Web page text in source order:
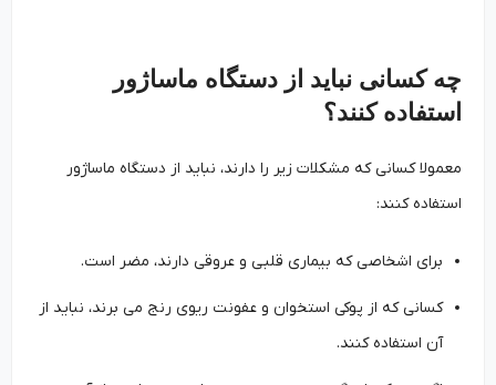
چه کسانی نباید از دستگاه ماساژور
استفاده کنند؟
معمولا کسانی که مشکلات زیر را دارند، نباید از دستگاه ماساژور
استفاده کنند:
برای اشخاصی که بیماری قلبی و عروقی دارند، مضر است.
کسانی که از پوکی استخوان و عفونت ریوی رنج می برند، نباید از
آن استفاده کنند.